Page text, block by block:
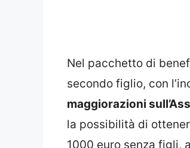
Nel pacchetto di
secondo figlio, con
maggiorazioni
la possibilità di
1000 euro senza figli,